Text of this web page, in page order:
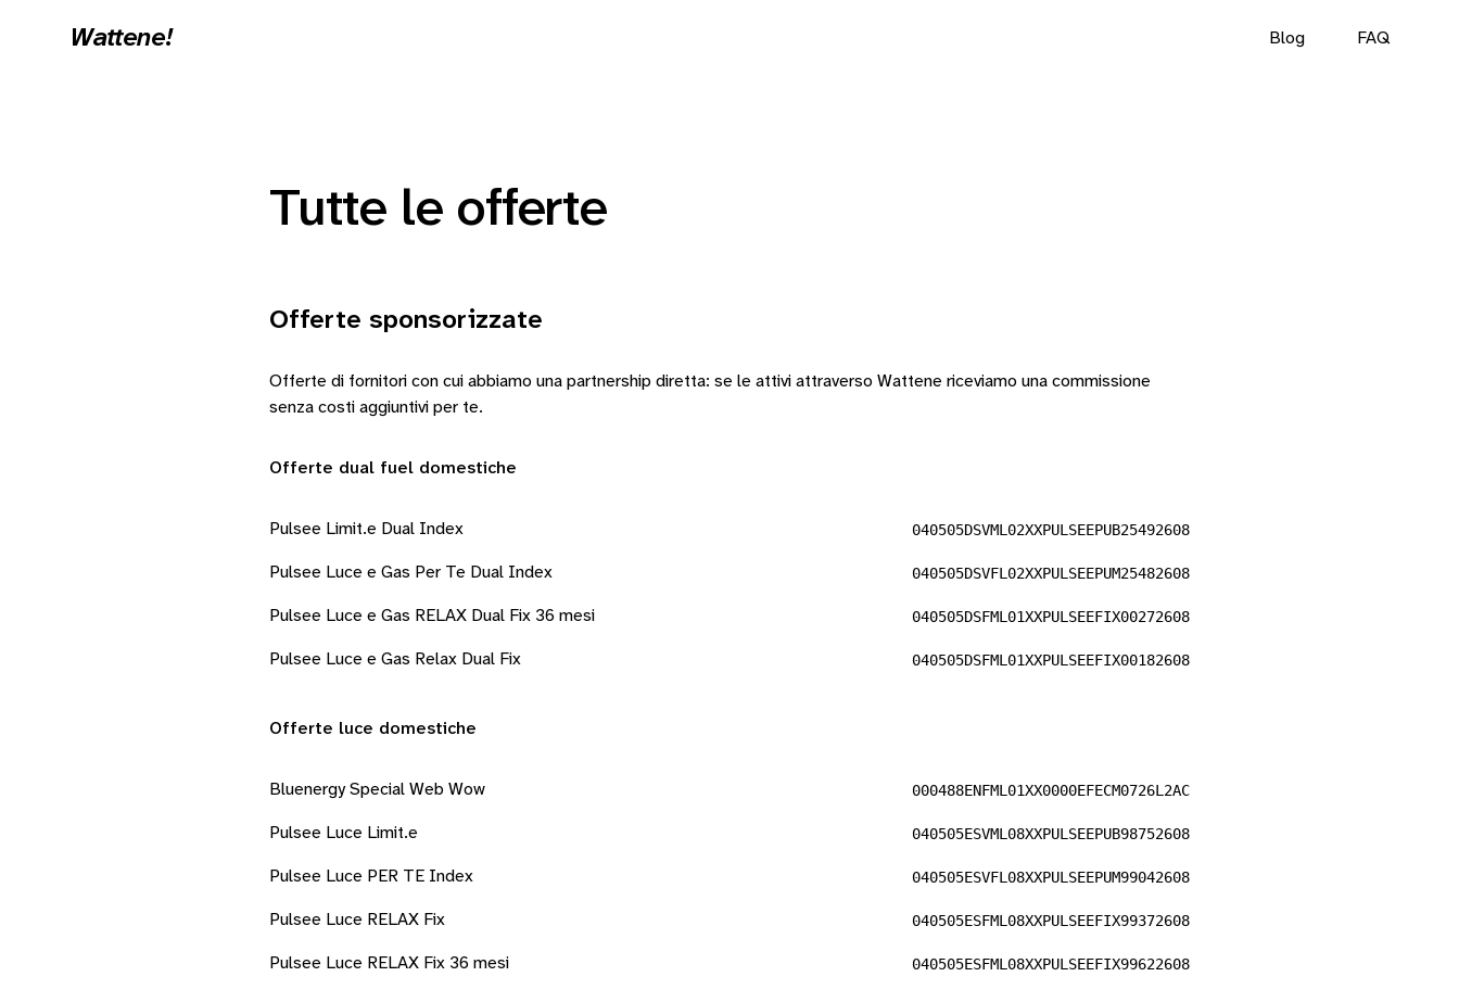
Wattene! Blog FAQ
Tutte le offerte
Offerte sponsorizzate
Offerte di fornitori con cui abbiamo una partnership diretta: se le attivi attraverso Wattene riceviamo una commissione
senza costi aggiuntivi per te.
Offerte dual fuel domestiche
Pulsee Limit.e Dual Index 040505DSVML02XXPULSEEPUB25492608
Pulsee Luce e Gas Per Te Dual Index 040505DSVFL02XXPULSEEPUM25482608
Pulsee Luce e Gas RELAX Dual Fix 36 mesi 040505DSFML01XXPULSEEFIX00272608
Pulsee Luce e Gas Relax Dual Fix 040505DSFML01XXPULSEEFIX00182608
Offerte luce domestiche
Bluenergy Special Web Wow 000488ENFML01XX0000EFECM0726L2AC
Pulsee Luce Limit.e 040505ESVML08XXPULSEEPUB98752608
Pulsee Luce PER TE Index 040505ESVFL08XXPULSEEPUM99042608
Pulsee Luce RELAX Fix 040505ESFML08XXPULSEEFIX99372608
Pulsee Luce RELAX Fix 36 mesi 040505ESFML08XXPULSEEFIX99622608